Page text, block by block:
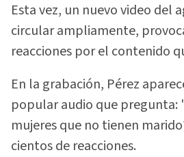
Esta vez, un nuevo video del
circular ampliamente,
reacciones por el contenido
En la grabación, Pérez
popular audio que pregunta:
mujeres que no tienen
cientos de reacciones.